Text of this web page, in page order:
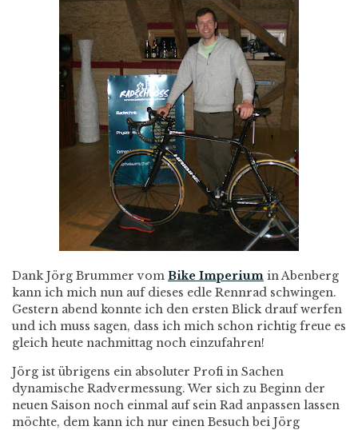
Dank Jörg Brummer vom Bike Imperium in Abenberg
kann ich mich nun auf dieses edle Rennrad schwingen.
Gestern abend konnte ich den ersten Blick drauf werfen
und ich muss sagen, dass ich mich schon richtig freue es
gleich heute nachmittag noch einzufahren!
Jörg ist übrigens ein absoluter Profi in Sachen
dynamische Radvermessung. Wer sich zu Beginn der
neuen Saison noch einmal auf sein Rad anpassen lassen
möchte, dem kann ich nur einen Besuch bei Jörg